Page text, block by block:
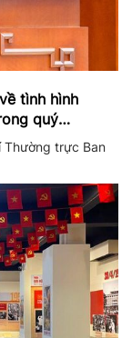
tình hình
quý
Thường trực Ban